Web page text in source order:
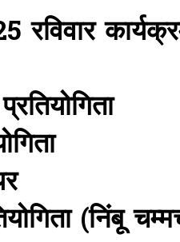
रविवार
(निंबू